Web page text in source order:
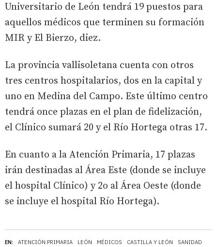
EN: ATENCIÓN PRIMARIA LEÓN MÉDICOS CASTILLA Y LEÓN SANIDAD
Universitario de León tendrá 19 puestos para
aquellos médicos que terminen su formación
MIR y El Bierzo, diez.
La provincia vallisoletana cuenta con otros
tres centros hospitalarios, dos en la capital y
uno en Medina del Campo. Este último centro
tendrá once plazas en el plan de fidelización,
el Clínico sumará 20 y el Río Hortega otras 17.
En cuanto a la Atención Primaria, 17 plazas
irán destinadas al Área Este (donde se incluye
el hospital Clínico) y 2o al Área Oeste (donde
se incluye el hospital Río Hortega).